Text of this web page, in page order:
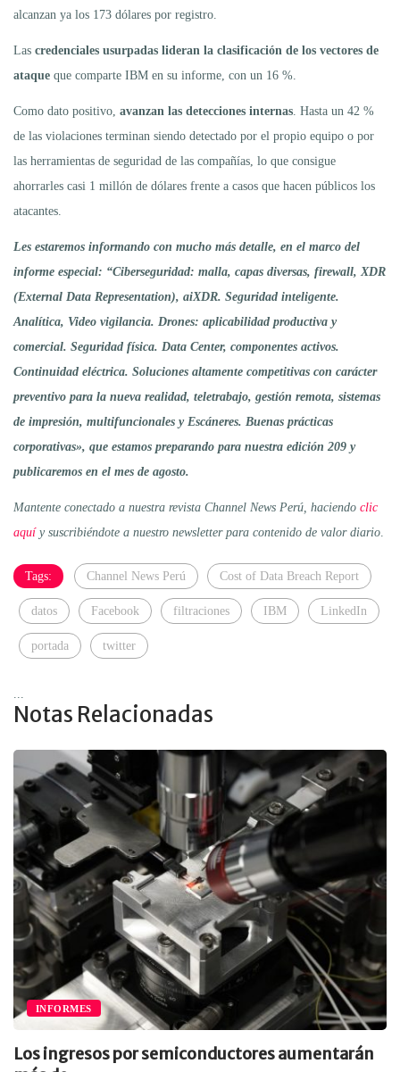
alcanzan ya los 173 dólares por registro.
Las credenciales usurpadas lideran la clasificación de los vectores de
ataque que comparte IBM en su informe, con un 16 %.
Como dato positivo, avanzan las detecciones internas . Hasta un 42 %
de las violaciones terminan siendo detectado por el propio equipo o por
las herramientas de seguridad de las compañías, lo que consigue
ahorrarles casi 1 millón de dólares frente a casos que hacen públicos los
atacantes.
Les estaremos informando con mucho más detalle, en el marco del
informe especial: “Ciberseguridad: malla, capas diversas, firewall, XDR
(External Data Representation), aiXDR. Seguridad inteligente.
Analítica, Video vigilancia. Drones: aplicabilidad productiva y
comercial. Seguridad física. Data Center, componentes activos.
Continuidad eléctrica. Soluciones altamente competitivas con carácter
preventivo para la nueva realidad, teletrabajo, gestión remota, sistemas
de impresión, multifuncionales y Escáneres. Buenas prácticas
corporativas», que estamos preparando para nuestra edición 209 y
publicaremos en el mes de agosto.
Mantente conectado a nuestra revista Channel News Perú, haciendo clic
aquíy suscribiéndote a nuestro newsletter para contenido de valor diario
Tags: Channel News Perú Cost of Data Breach Report
datos Facebook filtraciones IBM LinkedIn
portada twitter
Notas Relacionadas
INFORMES
Los ingresos por semiconductores aumentarán